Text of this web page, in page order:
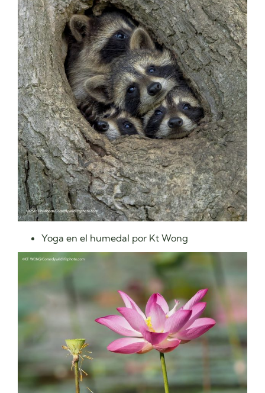
Yoga en el humedal por Kt Wong